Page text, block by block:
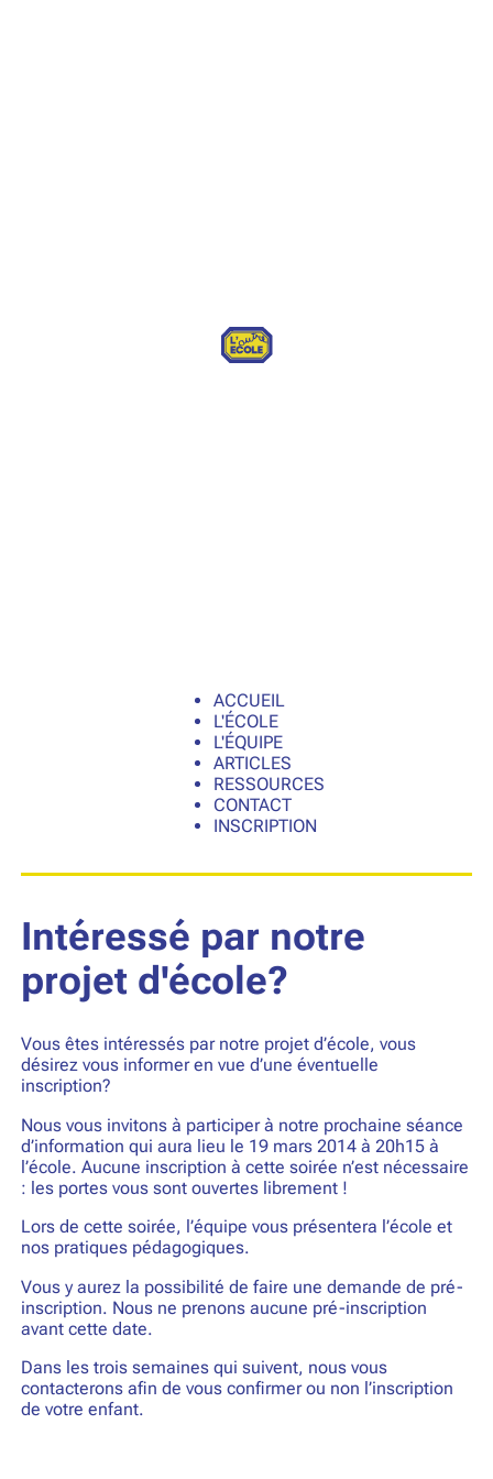
ACCUEIL
L'ÉCOLE
L'ÉQUIPE
ARTICLES
RESSOURCES
CONTACT
INSCRIPTION
Intéressé par notre
projet d'école?
Vous êtes intéressés par notre projet d’école, vous
désirez vous informer en vue d’une éventuelle
inscription?
Nous vous invitons à participer à notre prochaine séance
d’information qui aura lieu le 19 mars 2014 à 20h15 à
l’école. Aucune inscription à cette soirée n’est nécessaire
: les portes vous sont ouvertes librement !
Lors de cette soirée, l’équipe vous présentera l’école et
nos pratiques pédagogiques.
Vous y aurez la possibilité de faire une demande de pré-
inscription. Nous ne prenons aucune pré-inscription
avant cette date.
Dans les trois semaines qui suivent, nous vous
contacterons afin de vous confirmer ou non l’inscription
de votre enfant.